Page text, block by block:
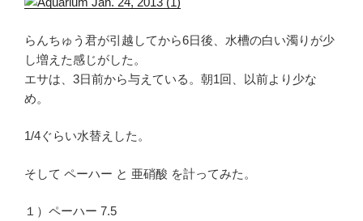
らんちゅう君が引越してから6日後、水槽の白い濁りが少
し増えた感じがした。
エサは、3日前から与えている。朝1回、以前より少な
め。
1/4ぐらい水替えした。
そして ペーハー と 亜硝酸 を計ってみた。
１）ペーハー 7.5